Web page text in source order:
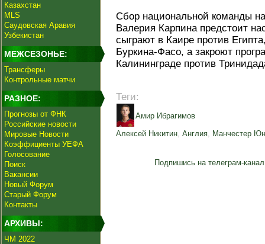
Казахстан
MLS
Саудовская Аравия
Узбекистан
МЕЖСЕЗОНЬЕ:
Трансферы
Контрольные матчи
РАЗНОЕ:
Прогнозы от ФНК
Российские новости
Мировые Новости
Коэффициенты УЕФА
Голосование
Поиск
Вакансии
Новый Форум
Старый Форум
Контакты
АРХИВЫ:
ЧМ 2022
Сбор национальной команды
Валерия Карпина предстоит
сыграют в Каире против
Буркина-Фасо, а закроют
Калининграде против
Теги:
Амир Ибрагимов
Алексей Никитин, Англия, Манчестер
Подпишись на телеграм-